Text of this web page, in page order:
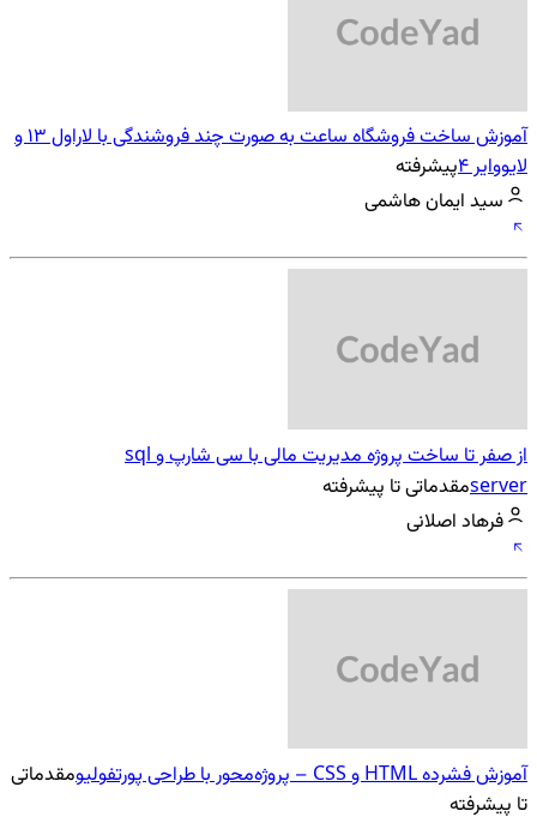
آموزش ساخت فروشگاه ساعت به صورت چند فروشندگی با لاراول 13 و
لایووایر 4 پیشرفته
سید ایمان هاشمی
از صفر تا ساخت پروژه مدیریت مالی با سی شارپ و sql
serverمقدماتی تا پیشرفته
فرهاد اصلانی
آموزش فشرده HTML و CSS – پروژه‌محور با طراحی پورتفولیو
مقدماتی
تا پیشرفته